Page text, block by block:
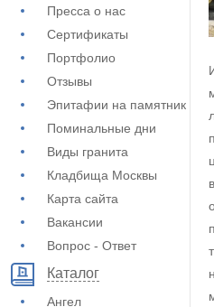
Пресса о нас
Сертификаты
Портфолио
Отзывы
Эпитафии на памятник
Поминальные дни
Виды гранита
Кладбища Москвы
Карта сайта
Вакансии
Вопрос - Ответ
Каталог
Ангел